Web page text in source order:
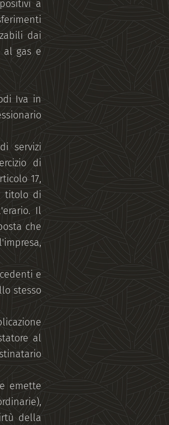
a
dai
al gas e
Iva in
servizi
di
17,
titolo di
Il
che
e
stesso
al
emette
della